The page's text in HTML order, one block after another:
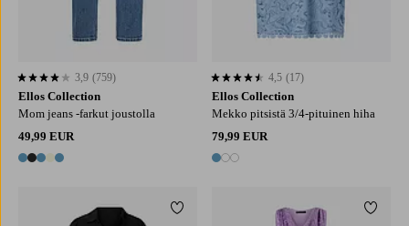
Ellos Collection
Mom jeans -farkut joustolla
49,99 EUR
5 värejä
3,9 perustuen 759 arvosanaan
3,9 (759)
Ellos Collection
Mekko pitsistä 3/4-pituinen hiha
79,99 EUR
3 värejä
4,5 perustuen 17 arvosanaan
4,5 (17)
Lisää suosikkeihin Lisää